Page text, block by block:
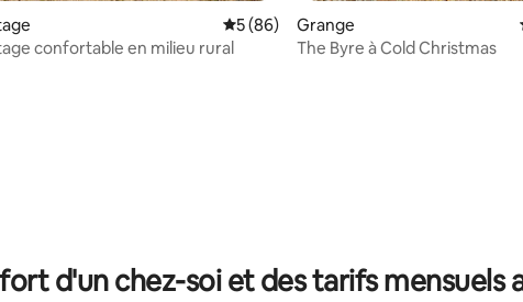
sur la base de 34 commentaires : 4,97 sur 5
Évaluation moyenne sur la base de 86
5 (86)
confortable en milieu rural
Grange
The Byre à Cold Christmas
d'un chez-soi et des tarifs mensuels